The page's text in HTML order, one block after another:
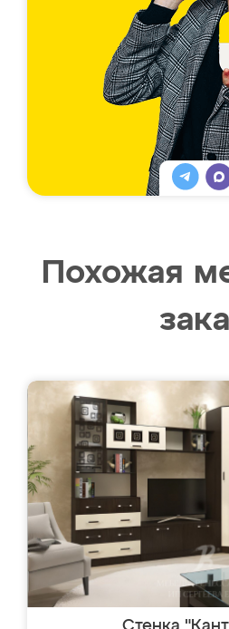
Похожая